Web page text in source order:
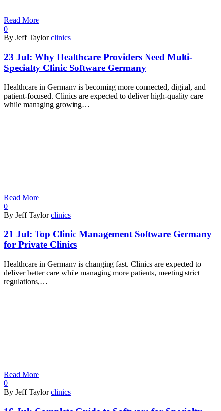
Read More
0
By Jeff Taylor clinics
23 Jul: Why Healthcare Providers Need Multi-
Specialty Clinic Software Germany
Healthcare in Germany is becoming more connected, digital, and
patient-focused. Clinics are expected to deliver high-quality care
while managing growing…
Read More
0
By Jeff Taylor clinics
21 Jul: Top Clinic Management Software Germany
for Private Clinics
Healthcare in Germany is changing fast. Clinics are expected to
deliver better care while managing more patients, meeting strict
regulations,…
Read More
0
By Jeff Taylor clinics